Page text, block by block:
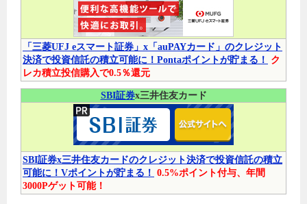
「三菱UFJ eスマート証券」x「auPAYカード」のクレジット
決済で投資信託の積立可能に！Pontaポイントが貯まる！
ク
レカ積立投信購入で0.5％還元
SBI証券x三井住友カード
SBI証券x三井住友カードのクレジット決済で投資信託の積立
可能に！Vポイントが貯まる！ 0.5%ポイント付与、年間
3000Pゲット可能！